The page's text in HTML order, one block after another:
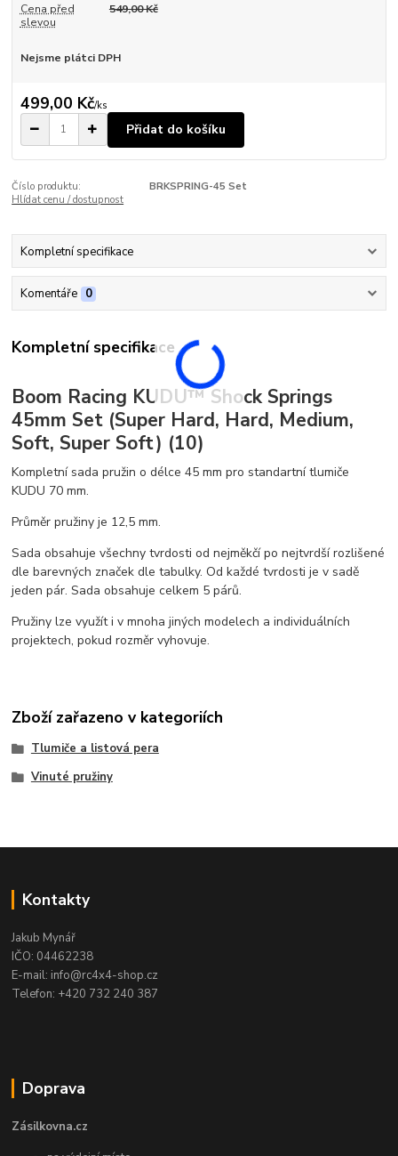
Cena před
slevou
549,00 Kč
Nejsme plátci DPH
499,00 Kč/ks
Přidat do košíku
Číslo produktu:
BRKSPRING-45 Set
Hlídat cenu / dostupnost
Kompletní specifikace
Komentáře 0
Kompletní specifikace
Boom Racing KUDU™ Shock Springs
45mm Set (Super Hard, Hard, Medium,
Soft, Super Soft) (10)
Kompletní sada pružin o délce 45 mm pro standartní tlumiče
KUDU 70 mm.
Průměr pružiny je 12,5 mm.
Sada obsahuje všechny tvrdosti od nejměkčí po nejtvrdší rozlišené
dle barevných značek dle tabulky. Od každé tvrdosti je v sadě
jeden pár. Sada obsahuje celkem 5 párů.
Pružiny lze využít i v mnoha jiných modelech a individuálních
projektech, pokud rozměr vyhovuje.
Zboží zařazeno v kategoriích
Tlumiče a listová pera
Vinuté pružiny
Kontakty
Jakub Mynář
IČO: 04462238
E-mail: info@rc4x4-shop.cz
Telefon: +420 732 240 387
Doprava
Zásilkovna.cz